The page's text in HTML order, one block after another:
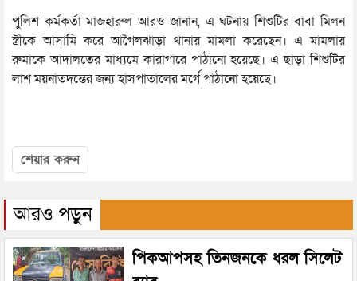
পুলিশ কর্মকর্তা মাজহারুল আরও জানান, এ ঘটনায় শিশুটির বাবা মিলন
স্ত্রীকে আসামি করে আগৈলঝাড়া থানায় মামলা করেছেন। এ মামলায়
রুমাকে আদালতের মাধ্যমে কারাগারে পাঠানো হয়েছে। এ ছাড়া শিশুটির
লাশ ময়নাতদন্তের জন্য হাসপাতালের মর্গে পাঠানো হয়েছে।
শেয়ার করুন
আরও পড়ুন
পিকআপসহ তিনজনকে ধরল সিলেট